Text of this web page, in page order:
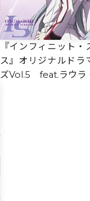
『インフィニット・
ス』オリジナルドラ
ズVol.5 feat.ラウラ